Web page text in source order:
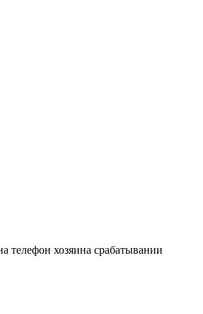
телефон хозяина срабатывании